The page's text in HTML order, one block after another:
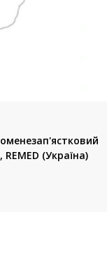
8103, REMED (Україна)